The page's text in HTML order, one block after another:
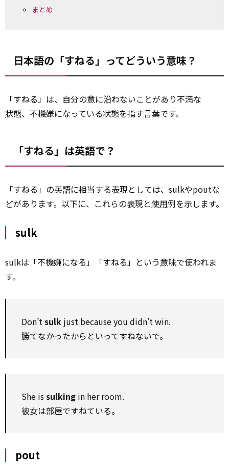
まとめ
日本語の「すねる」ってどういう意味？
「すねる」は、自分の意に沿わないことがあり不満な
状態、不機嫌になっている状態を指す言葉です。
「すねる」は英語で？
「すねる」の英語に相当する表現としては、sulkやpoutな
どがあります。以下に、これらの表現と使用例を示します。
sulk
sulkは「不機嫌になる」「すねる」という意味で使われま
す。
Don’tsulk just because you didn’t win.
勝てなかったからといってすねないで。
She is sulking in her room.
彼女は部屋ですねている。
pout